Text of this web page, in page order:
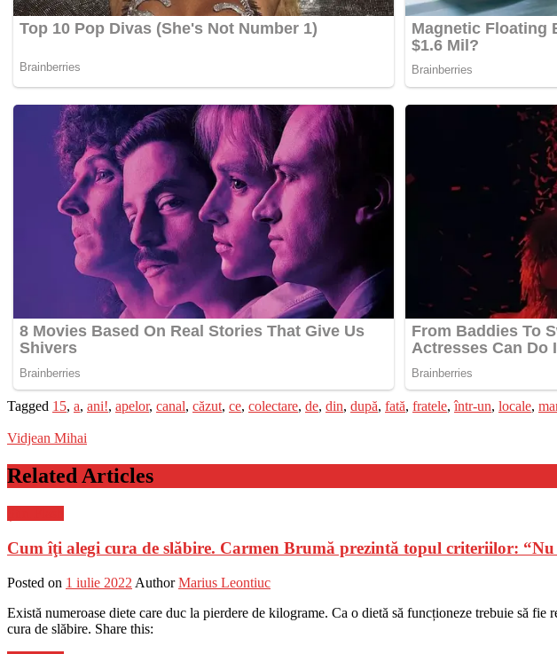
Tagged 15, a, ani!, apelor, canal, căzut, ce, colectare, de, din, după, fată, fratele,într-un, locale,
Vidjean Mihai
Related Articles
Cum îţi alegi cura de slăbire. Carmen Brumă prezintă topul criteriilor: “Nu
Posted on 1 iulie 2022 Author Marius Leontiuc
Există numeroase diete care duc la pierdere de kilograme. Ca o dietă să funcționeze trebuie să
cura de slăbire. Share this: